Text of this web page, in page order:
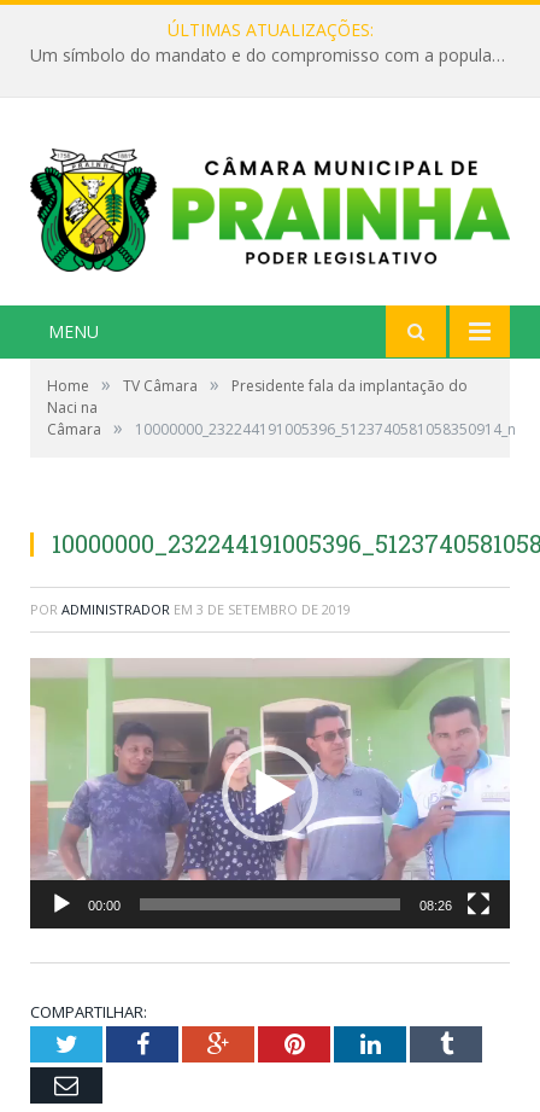
ÚLTIMAS ATUALIZAÇÕES:
Um símbolo do mandato e do compromisso com a população
MENU
Home » TV Câmara »
Presidente fala da implantação do
Naci na
Câmara
» 10000000_232244191005396_5123740581058350914_n
POR ADMINISTRADOR EM 3 DE SETEMBRO DE 2019
Tocador
de
00:00 08:26
COMPARTILHAR:
TwitterFacebookGoogle+PinterestLinkedInTumblr
Email